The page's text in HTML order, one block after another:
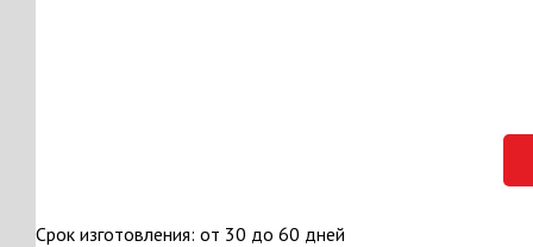
Срок изготовления: от 30 до 60 дней